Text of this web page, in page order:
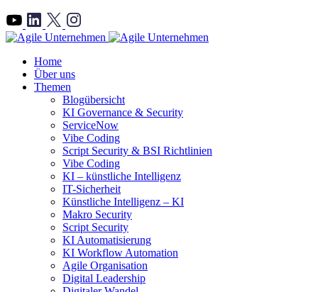
">
Home
Über uns
Themen
Blogübersicht
KI Governance & Security
ServiceNow
Vibe Coding
Script Security & BSI Richtlinien
Vibe Coding
KI – künstliche Intelligenz
IT-Sicherheit
Künstliche Intelligenz – KI
Makro Security
Script Security
KI Automatisierung
KI Workflow Automation
Agile Organisation
Digital Leadership